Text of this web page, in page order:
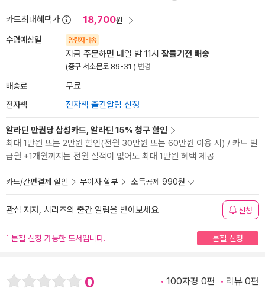
카드최대혜택가 18,700원
수령예상일 양탄자배송
지금 주문하면 내일 밤 11시 잠들기전 배송
(중구 서소문로 89-31 ) 변경
배송료 무료
전자책 전자책 출간알림 신청
알라딘 만권당 삼성카드, 알라딘 15% 청구 할인
최대 1만원 또는 2만원 할인(전월 30만원 또는 60만원 이용 시) / 카드 발
급월 +1개월까지는 전월 실적이 없어도 최대 1만원 혜택 제공
카드/간편결제 할인 무이자 할부 소득공제 990원
관심 저자, 시리즈의 출간 알림을 받아보세요 신청
분철 신청 가능한 도서입니다. 분철 신청
0 100자평 0편 리뷰 0편